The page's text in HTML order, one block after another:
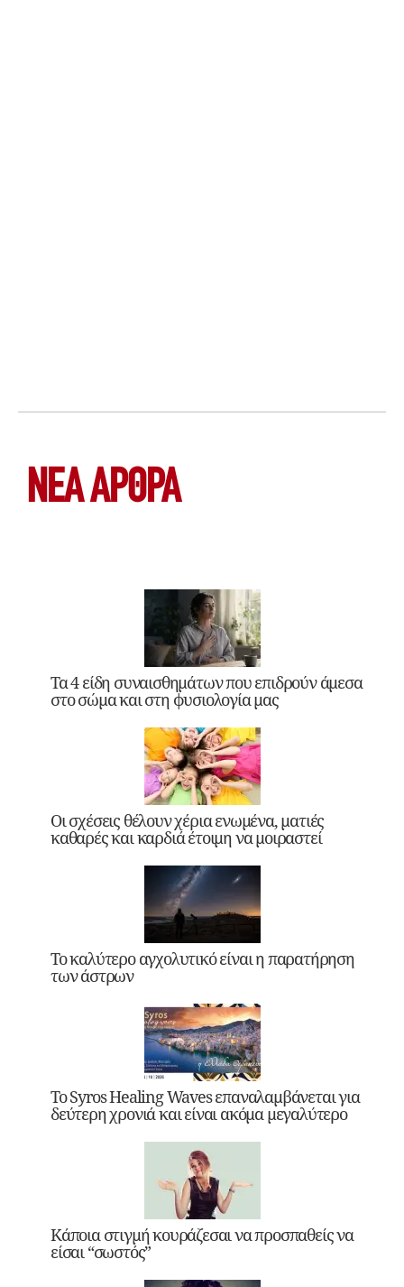
ΝΕΑ ΆΡΘΡΑ
Τα 4 είδη συναισθημάτων που επιδρούν άμεσα
στο σώμα και στη φυσιολογία μας
Οι σχέσεις θέλουν χέρια ενωμένα, ματιές
καθαρές και καρδιά έτοιμη να μοιραστεί
Το καλύτερο αγχολυτικό είναι η παρατήρηση
των άστρων
Το Syros Healing Waves επαναλαμβάνεται για
δεύτερη χρονιά και είναι ακόμα μεγαλύτερο
Κάποια στιγμή κουράζεσαι να προσπαθείς να
είσαι “σωστός”